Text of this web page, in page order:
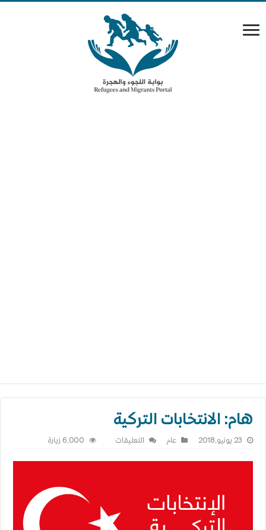
هام: الانتخابات التركية
23 يونيو,2018 عام التعليقاتعلى
6,000 زيارة